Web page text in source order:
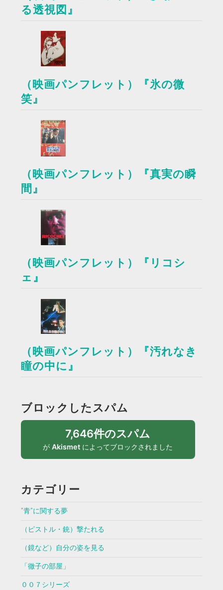
る透視図』
（映画パンフレット）『氷の微
笑』
（映画パンフレット）『真実の瞬
間』
（映画パンフレット）『リコシ
ェ』
（映画パンフレット）『汚れなき
瞳の中に』
ブロックしたスパム
7,646件のスパム
がAkismet によってブロックされました
カテゴリー
”青”に関する夢
（ピストル・銃）撃たれる
（鏡など）自分の姿を見る
「徹子の部屋」
００７シリーズ